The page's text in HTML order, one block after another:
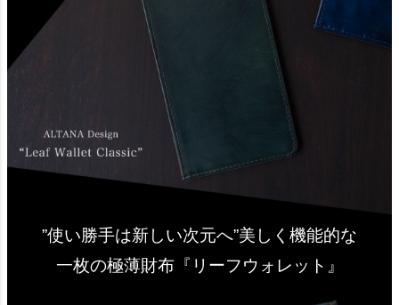
”使い勝手は新しい次元へ”美しく機能的な
一枚の極薄財布『リーフウォレット』